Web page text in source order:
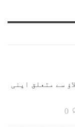
سے متعلق اپنی